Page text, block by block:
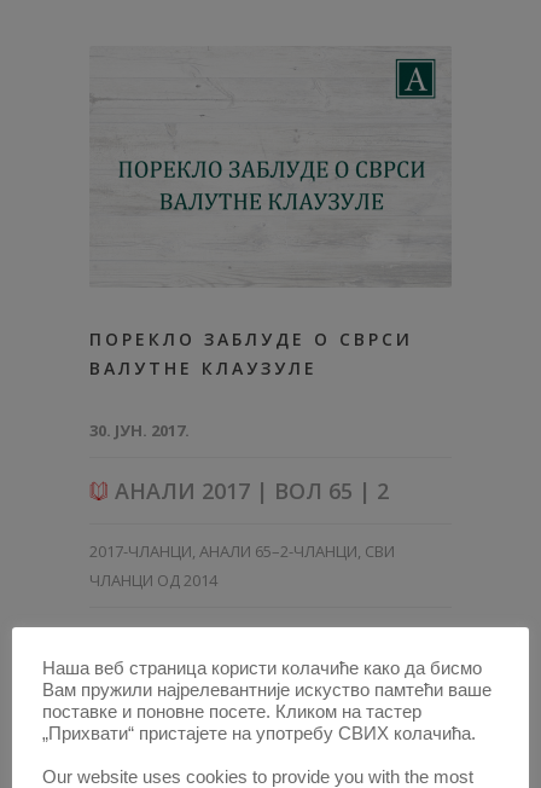
ПОРЕКЛО ЗАБЛУДЕ О СВРСИ
ВАЛУТНЕ КЛАУЗУЛЕ
30. ЈУН. 2017.
АНАЛИ 2017 | ВОЛ 65 | 2
2017-ЧЛАНЦИ, АНАЛИ 65–2-ЧЛАНЦИ, СВИ
ЧЛАНЦИ ОД 2014
Наша веб страница користи колачиће како да бисмо
Вам пружили најрелевантније искуство памтећи ваше
поставке и поновне посете. Кликом на тастер
„Прихвати“ пристајете на употребу СВИХ колачића.
Our website uses cookies to provide you with the most